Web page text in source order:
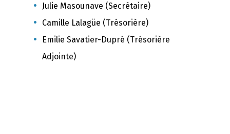
Julie Masounave (Secrétaire)
Camille Lalagüe (Trésorière)
Emilie Savatier-Dupré (Trésorière
Adjointe)